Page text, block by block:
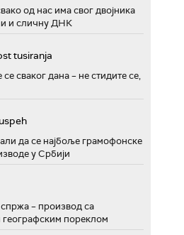
од нас има свог двојника
и сличну ДНК
tusiranja
сваког дана – не стидите се,
да се најбоље грамофонске
у Србији
– производ са
пореклом